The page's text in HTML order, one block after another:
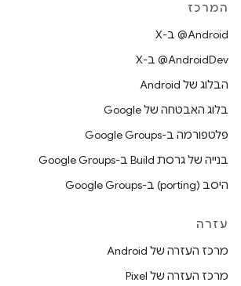
המרכז
‫‎@Android ב-X
‫‎@AndroidDev ב-X
הבלוג של Android
בלוג האבטחה של Google
פלטפורמה ב-Google Groups
בנייה של גרסת Build ב-Google Groups
היסב (porting) ב-Google Groups
עזרה
מרכז העזרה של Android
מרכז העזרה של Pixel